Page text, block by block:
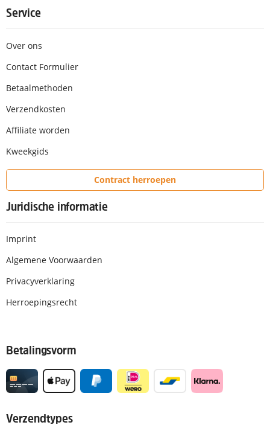
Service
Over ons
Contact Formulier
Betaalmethoden
Verzendkosten
Affiliate worden
Kweekgids
Contract herroepen
Juridische informatie
Imprint
Algemene Voorwaarden
Privacyverklaring
Herroepingsrecht
Betalingsvorm
Verzendtypes